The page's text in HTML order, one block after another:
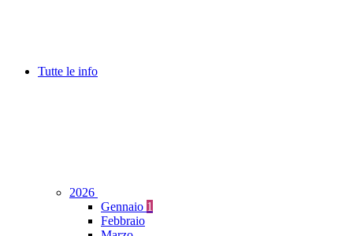
Tutte le info
2026
Gennaio 1
Febbraio